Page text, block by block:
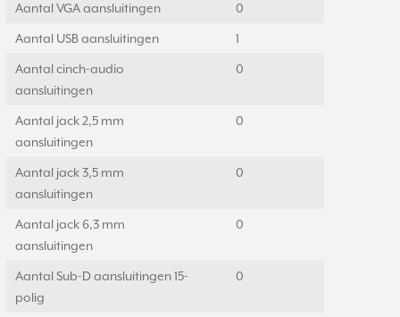
Aantal VGA aansluitingen 0
Aantal USB aansluitingen 1
Aantal cinch-audio
aansluitingen
0
Aantal jack 2,5 mm
aansluitingen
0
Aantal jack 3,5 mm
aansluitingen
0
Aantal jack 6,3 mm
aansluitingen
0
Aantal Sub-D aansluitingen 15-
polig
0